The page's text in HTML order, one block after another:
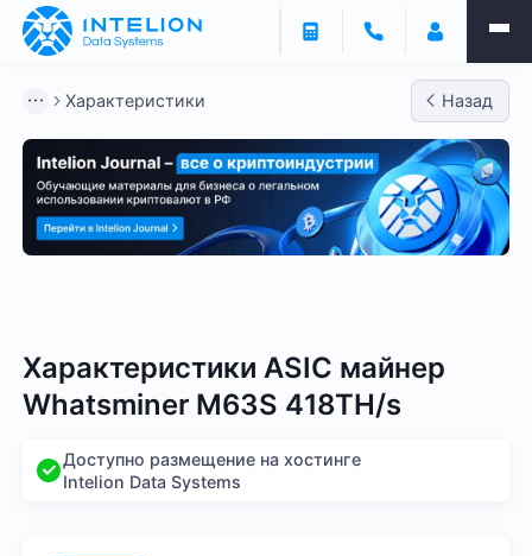
Характеристики Назад
Характеристики ASIC майнер
Whatsminer M63S 418TH/s
Доступно размещение на хостинге
Intelion Data Systems